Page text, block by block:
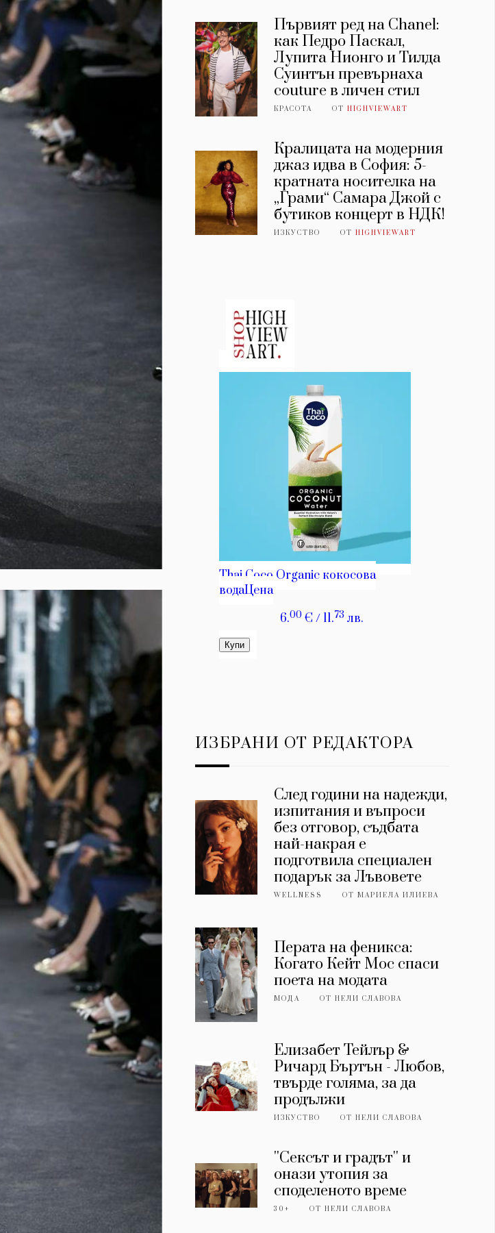
Първият ред на Chanel:
как Педро Паскал,
Лупита Нионго и Тилда
Суинтън превърнаха
couture в личен стил
КРАСОТА ОТHIGHVIEWART
Кралицата на модерния
джаз идва в София: 5-
кратната носителка на
„Грами“ Самара Джой с
бутиков концерт в НДК!
ИЗКУСТВО ОТHIGHVIEWART
ИЗБРАНИ ОТ РЕДАКТОРА
След години на надежди,
изпитания и въпроси
без отговор, съдбата
най-накрая е
подготвила специален
подарък за Лъвовете
WELLNESS ОТМАРИЕЛА ИЛИЕВА
Перата на феникса:
Когато Кейт Мос спаси
поета на модата
МОДА ОТНЕЛИ СЛАВОВА
Елизабет Тейлър &
Ричард Бъртън - Любов,
твърде голяма, за да
продължи
ИЗКУСТВО ОТНЕЛИ СЛАВОВА
''Сексът и градът'' и
онази утопия за
споделеното време
30+ ОТНЕЛИ СЛАВОВА